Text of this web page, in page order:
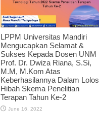
LPPM Universitas Mandiri
Mengucapkan Selamat &
Sukses Kepada Dosen UNM
Prof. Dr. Dwiza Riana, S.Si,
M.M, M.Kom Atas
Keberhasilannya Dalam Lolos
Hibah Skema Penelitian
Terapan Tahun Ke-2
June 16, 2022